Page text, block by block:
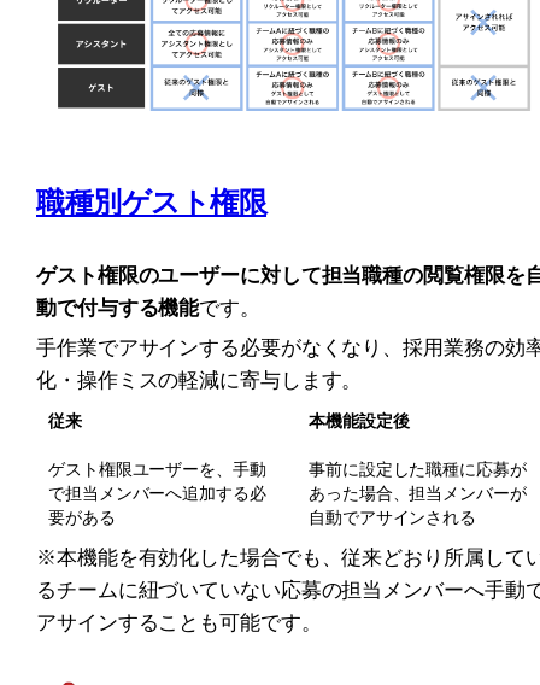
職種別ゲスト権限
ゲスト権限のユーザーに対して担当職種の閲覧権限を
動で付与する機能です。
手作業でアサインする必要がなくなり、採用業務の効
化・操作ミスの軽減に寄与します。
従来 本機能設定後
ゲスト権限ユーザーを、手動
で担当メンバーへ追加する必
要がある
事前に設定した職種に応募が
あった場合、担当メンバーが
自動でアサインされる
※本機能を有効化した場合でも、従来どおり所属して
るチームに紐づいていない応募の担当メンバーへ手動
アサインすることも可能です。